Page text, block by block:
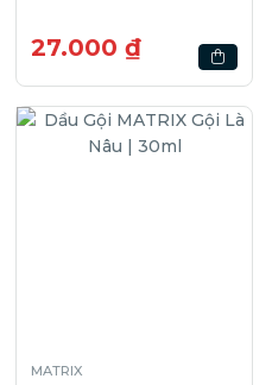
27.000 ₫
MATRIX